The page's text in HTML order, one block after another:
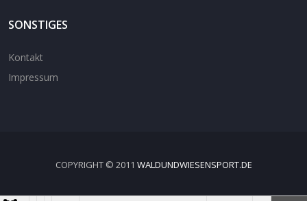
SONSTIGES
Kontakt
Impressum
COPYRIGHT © 2011 WALDUNDWIESENSPORT.DE